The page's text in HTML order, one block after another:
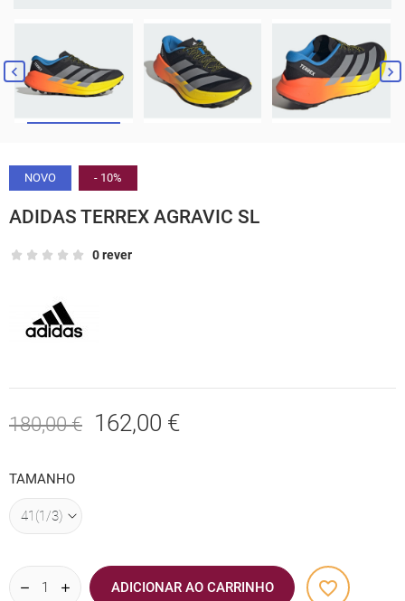
 
NOVO - 10%
ADIDAS TERREX AGRAVIC SL
0 rever
180,00 € 162,00 €
TAMANHO
ADICIONAR AO CARRINHO favorite_border